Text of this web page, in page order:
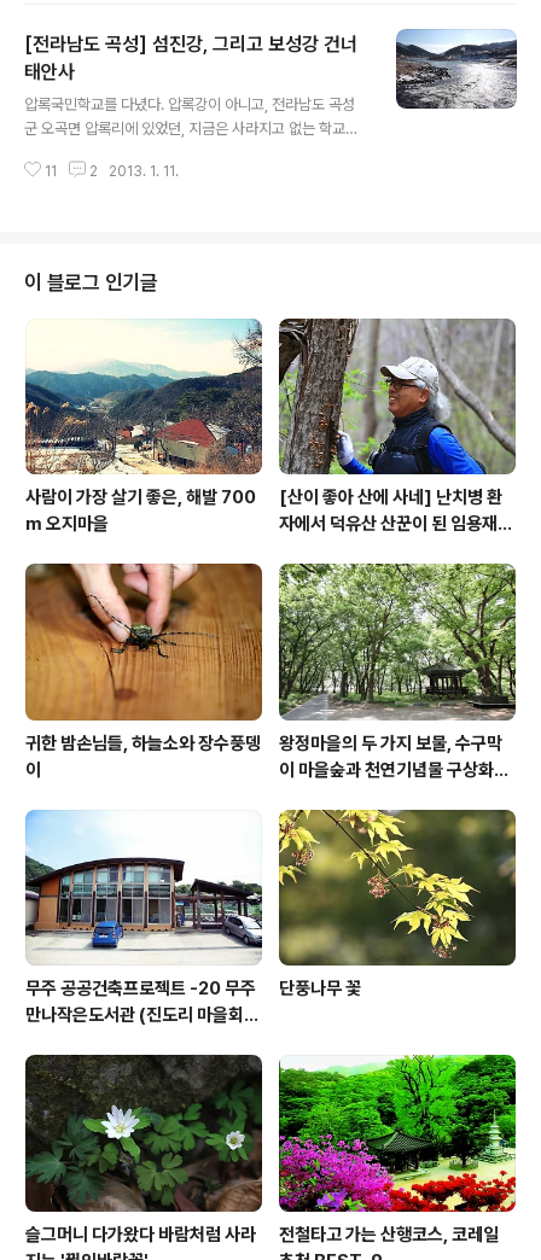
를 지나 최참판댁으로 바로 향한다. 하지만 악양평야의 진
면목을 보기 위해서는 한산사에 올라야 한다. 오랜만에 갔
더니 전망대도 생겼다. 비가 그치면서 산안개가 춤을 춘다.
산마을 풍경이 정겹다. 매화꽃이 카운트다운에 들어갔다.
남도 한번 다녀온 것만으로도 충전이 된다. 이즈음의 남도
는 비타민이다.
[전라남도 곡성] 섬진강, 그리고 보성강 건너
태안사
압록국민학교를 다녔다. 압록강이 아니고, 전라남도 곡성
군 오곡면 압록리에 있었던, 지금은 사라지고 없는 학교다.
국도가 지나는, 요즘 꽤 잘 나가는 동네다. 섬진강 기차마을
포장되었다. 근동에서는 큰 마을로, 지금으로 치자면 시내
소리 들을 만 한 곳이 아닌가 싶다. 더구나 전라선 기차역이
있어 서울도 가고, 여수도 가고 그랬다. 요즘 같으면 교통의
요충지 소리도 들을 만 했다. 간만에 고향 나들이를 했다.
섬진강과 보성강을 건너 태안사까지. 아, 태안사는 내가 태
어 난 곳..
11 2 2013. 1. 11.
이 블로그 인기글
사람이 가장 살기 좋은, 해발 700
m 오지마을
[산이 좋아 산에 사네] 난치병 환
자에서 덕유산 산꾼이 된 임용재
귀한 밤손님들, 하늘소와 장수풍뎅
이
왕정마을의 두 가지 보물, 수구막
이 마을숲과 천연기념물 구상화강
무주 공공건축프로젝트 -20 무주
만나작은도서관 (진도리 마을회
단풍나무 꽃
슬그머니 다가왔다 바람처럼 사라
전철타고 가는 산행코스, 코레일